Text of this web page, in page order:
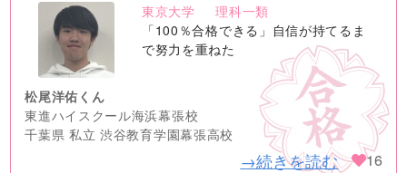
no
image
東京大学
理科一類
「100％合格できる」自信が持てるま
で努力を重ねた
松尾洋佑くん
東進ハイスクール海浜幕張校
千葉県 私立 渋谷教育学園幕張高校
→続きを読む 16